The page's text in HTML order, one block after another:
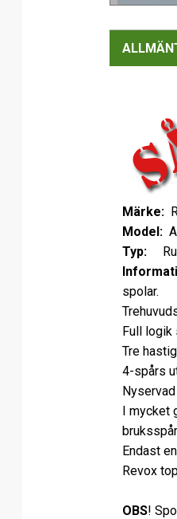
Märke:
Model:
Typ:
spolar.
Full logik
Tre
4-spårs
I mycket
Endast
Revox
OBS!